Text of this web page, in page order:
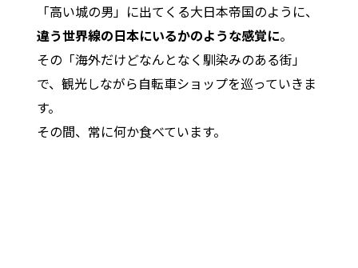
「高い城の男」に出てくる大日本帝国のように、
違う世界線の日本にいるかのような感覚に。
その「海外だけどなんとなく馴染みのある街」
で、観光しながら自転車ショップを巡っていきま
す。
その間、常に何か食べています。